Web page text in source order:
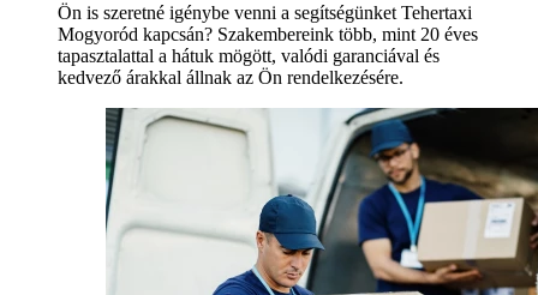
Ön is szeretné igénybe venni a segítségünket Tehertaxi
Mogyoród kapcsán? Szakembereink több, mint 20 éves
tapasztalattal a hátuk mögött, valódi garanciával és
kedvező árakkal állnak az Ön rendelkezésére.